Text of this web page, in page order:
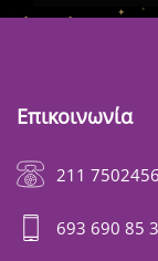
Επικοινωνία
211 7502456
693 690 85